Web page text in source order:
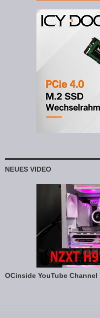
NEUES VIDEO
OCinside YouTube Channel